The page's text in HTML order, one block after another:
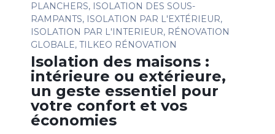
PLANCHERS, ISOLATION DES SOUS-
RAMPANTS, ISOLATION PAR L'EXTÉRIEUR,
ISOLATION PAR L'INTERIEUR, RÉNOVATION
GLOBALE, TILKEO RÉNOVATION
Isolation des maisons :
intérieure ou extérieure,
un geste essentiel pour
votre confort et vos
économies